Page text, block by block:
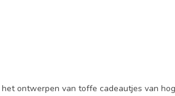
ontwerpen van toffe cadeautjes van